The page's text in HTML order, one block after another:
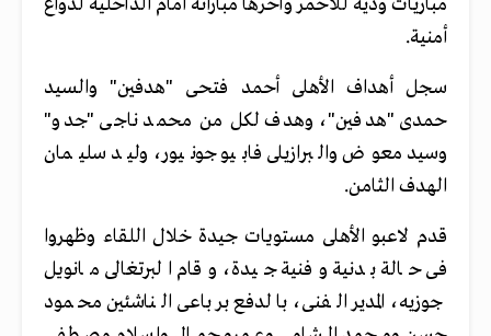
أمنية.
سجل أهداف الأهلى أحمد فتحى "هدفين" والسيد
حمدى "هدفين"، وهدف لكل من محمد ناجى "جدو"
وسيد معوض والبرازيلى فابيو جونيور، وليد سليمان
الهدف الثامن.
قدم لاعبو الأهلى مستويات جيدة خلال اللقاء وظهروا
فى حالة بدنية وفنية جيدة، وقام البرتغالى مانويل
جوزيه، المدير الفنى، بالدفع برباعى الناشئين محمود